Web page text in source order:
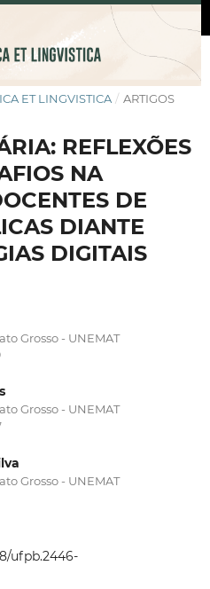
ET LINGVISTICA / ARTIGOS
REFLEXÕES
NA
DE
DIANTE
DIGITAIS
Grosso - UNEMAT
Grosso - UNEMAT
Grosso - UNEMAT
ufpb.2446-